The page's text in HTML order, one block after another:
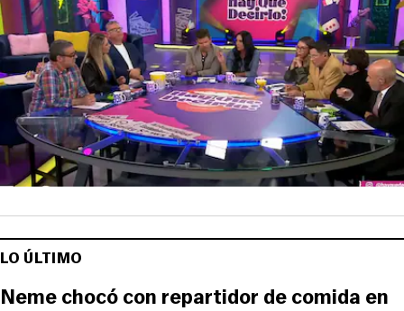
LO ÚLTIMO
Neme chocó con repartidor de comida en